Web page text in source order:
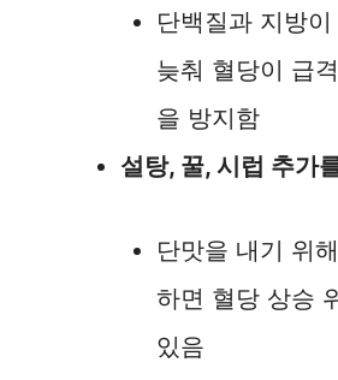
단백질과 지방
늦춰 혈당이 급
을 방지함
설탕, 꿀, 시럽 추가
단맛을 내기 위
하면 혈당 상승
있음